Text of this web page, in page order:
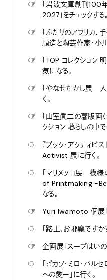
☞
「岩波文庫創刊100
2027」をチェックする。
☞
「ふたりのアフリカ
順造と陶芸作家・小
☞
「TOP コレクション
気になる。
☞
「やなせたかし展 人
く。
☞
「山室眞二の薯版画
クション 暮らしの中で
☞
『ブック・アクティ
Activist 展に行く。
☞
「マリメッコ展 模
of Printmaking -
なる。
☞
Yuri Iwamoto 個展「
☞
「路上、お邪魔ですか
☞
企画展「スープはいの
☞
「ピカソ・ミロ・バル
への愛ー」に行く。